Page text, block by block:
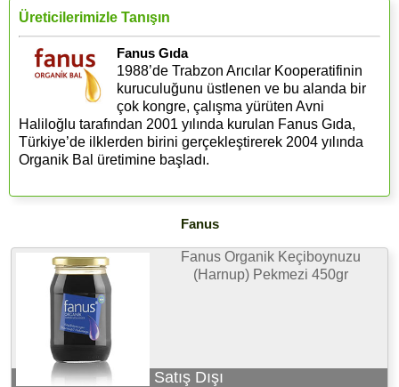
Üreticilerimizle Tanışın
Fanus Gıda
1988’de Trabzon Arıcılar Kooperatifinin
kuruculuğunu üstlenen ve bu alanda bir
çok kongre, çalışma yürüten Avni
Haliloğlu tarafından 2001 yılında kurulan Fanus Gıda,
Türkiye’de ilklerden birini gerçekleştirerek 2004 yılında
Organik Bal üretimine başladı.
Fanus
Fanus Organik Keçiboynuzu
(Harnup) Pekmezi 450gr
Satış Dışı